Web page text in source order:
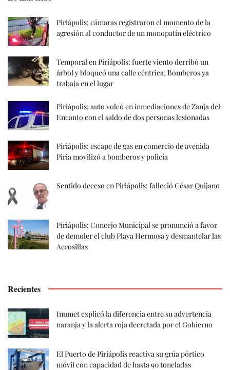
Piriápolis: cámaras registraron el momento de la
agresión al conductor de un monopatín eléctrico
Temporal en Piriápolis: fuerte viento derribó un
árbol y bloqueó una calle céntrica; Bomberos ya
trabaja en el lugar
Piriápolis: auto volcó en inmediaciones de Zanja del
Encanto con el saldo de dos personas lesionadas
Piriápolis: escape de gas en comercio de avenida
Piria movilizó a bomberos y policía
Sentido deceso en Piriápolis: falleció César Quijano
Piriápolis: Concejo Municipal se pronunció a favor
de demoler el club Playa Hermosa y desmantelar las
Aerosillas
Recientes
Inumet explicó la diferencia entre su advertencia
naranja y la alerta roja decretada por el Gobierno
El Puerto de Piriápolis reactiva su grúa pórtico
móvil con capacidad de hasta 90 toneladas